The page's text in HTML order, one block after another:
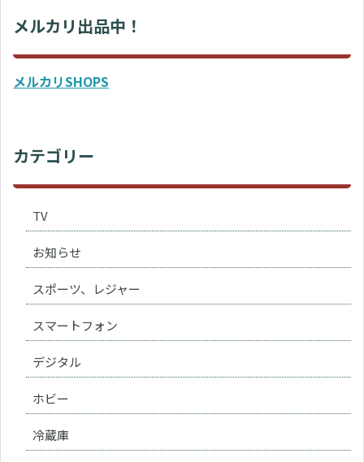
メルカリ出品中！
メルカリSHOPS
カテゴリー
TV
お知らせ
スポーツ、レジャー
スマートフォン
デジタル
ホビー
冷蔵庫